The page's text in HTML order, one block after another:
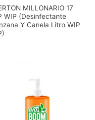
MILLONARIO 17
WIP (Desinfectante
Y Canela Litro WIP